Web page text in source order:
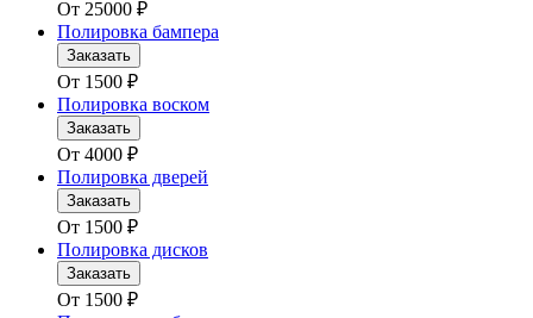
От 25000 ₽
Полировка бампера
Заказать
От 1500 ₽
Полировка воском
Заказать
От 4000 ₽
Полировка дверей
Заказать
От 1500 ₽
Полировка дисков
Заказать
От 1500 ₽